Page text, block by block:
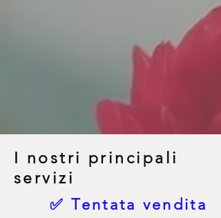
I nostri principali
servizi
✅ Tentata vendita